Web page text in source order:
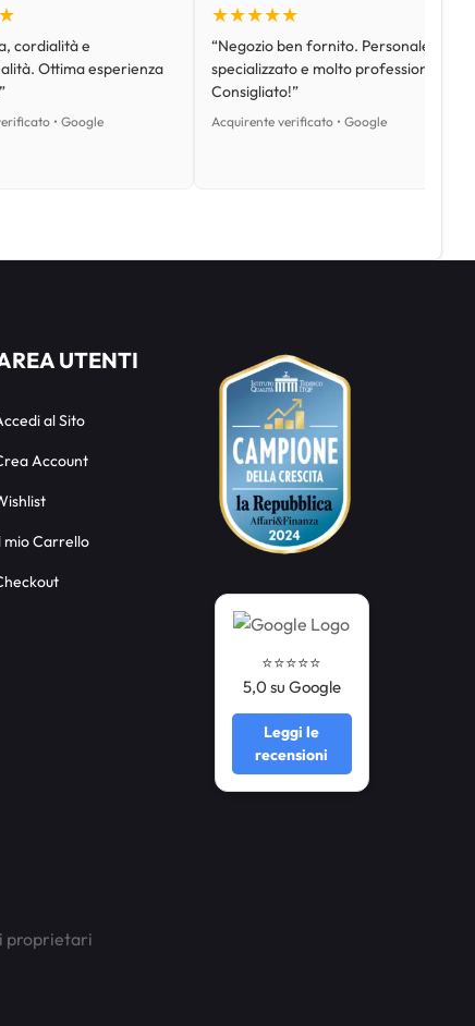
cordialità e
Ottima esperienza
• Google
★★★★★
“Negozio ben fornito. Personale
specializzato e molto professionale.
Consigliato!”
Acquirente verificato • Google
UTENTI
al Sito
Account
mio Carrello
⭐️⭐️⭐️⭐️⭐️
5,0 su Google
Leggi le
recensioni
proprietari